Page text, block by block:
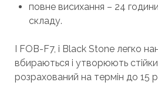
повне висихання – 24
складу.
І FOB-F7, і Black Stone легко
вбираються і утворюють
розрахований на термін до 15